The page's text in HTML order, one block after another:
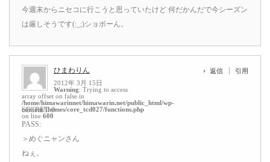
今週末からニセコに行こうと思っていたけど 何だかんだで今シーズン
は厳しそうです(:_;)ショボーん。
ひまわりん
2012年 3月 15日
Warning: Trying to access
array offset on false in
/home/himawarinnet/himawarin.net/public_html/wp-
content/themes/core_tcd027/functions.php
on line 600
返信 引用
SECRET: 0
PASS:
＞めぐニャンさん
ねぇ。